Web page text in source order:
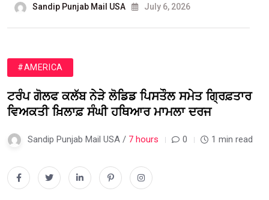
Sandip Punjab Mail USA July 6, 2026
#AMERICA
ਟਰੰਪ ਗੋਲਫ ਕਲੱਬ ਨੇੜੇ ਲੋਡਿਡ ਪਿਸਤੌਲ ਸਮੇਤ ਗ੍ਰਿਫ਼ਤਾਰ
ਵਿਅਕਤੀ ਖ਼ਿਲਾਫ਼ ਸੰਘੀ ਹਥਿਆਰ ਮਾਮਲਾ ਦਰਜ
Sandip Punjab Mail USA / 7 hours 0 1 min read